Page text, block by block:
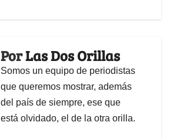
PorLas Dos Orillas
Somos un equipo de periodistas
que queremos mostrar, además
del país de siempre, ese que
está olvidado, el de la otra orilla.